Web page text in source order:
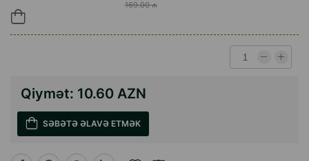
169.00 ₼
Qiymət: 10.60 AZN
SƏBƏTƏ ƏLAVƏ ETMƏK